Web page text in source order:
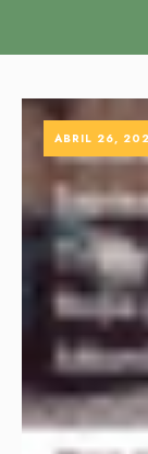
ABRIL 26,